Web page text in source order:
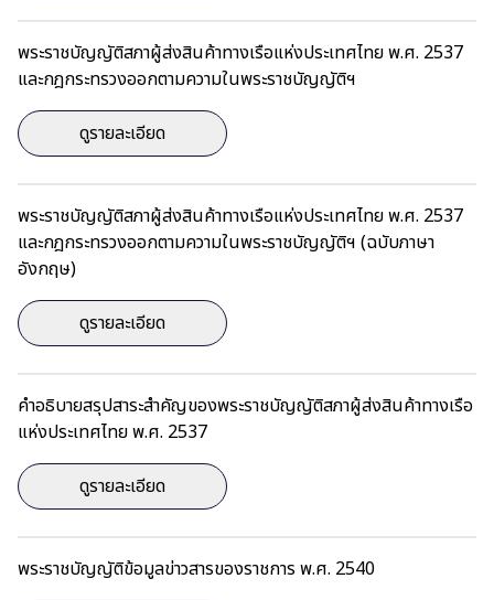
พระราชบัญญัติสภาผู้ส่งสินค้าทางเรือแห่งประเทศไทย พ.ศ. 2537
และกฎกระทรวงออกตามความในพระราชบัญญัติฯ
ดูรายละเอียด
พระราชบัญญัติสภาผู้ส่งสินค้าทางเรือแห่งประเทศไทย พ.ศ. 2537
และกฎกระทรวงออกตามความในพระราชบัญญัติฯ (ฉบับภาษา
อังกฤษ)
ดูรายละเอียด
คำอธิบายสรุปสาระสำคัญของพระราชบัญญัติสภาผู้ส่งสินค้าทางเรือ
แห่งประเทศไทย พ.ศ. 2537
ดูรายละเอียด
พระราชบัญญัติข้อมูลข่าวสารของราชการ พ.ศ. 2540